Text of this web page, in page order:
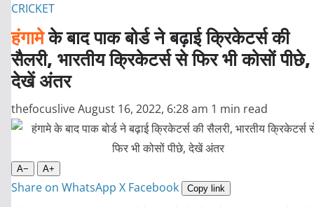
CRICKET
हंगामेके बाद पाक बोर्ड ने बढ़ाई क्रिकेटर्स की
सैलरी, भारतीय क्रिकेटर्स से फिर भी कोसों पीछे,
देखें अंतर
thefocusliveAugust 16, 2022, 6:28 am 1 min read
A− A+
Share on WhatsApp X Facebook Copy link